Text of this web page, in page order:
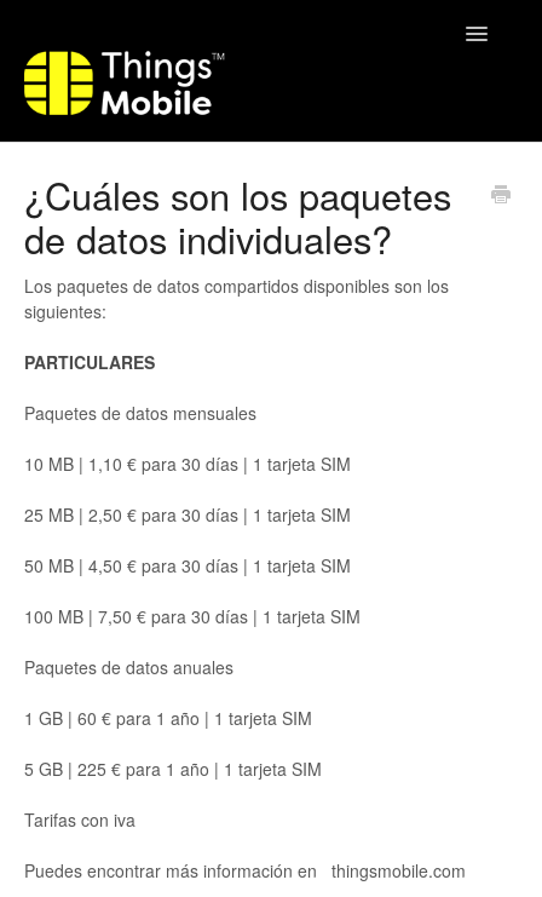
Toggle
¿Cuáles son los paquetes
de datos individuales?
Los paquetes de datos compartidos disponibles son los
siguientes:
PARTICULARES
Paquetes de datos mensuales
10 MB | 1,10 € para 30 días | 1 tarjeta SIM
25 MB | 2,50 € para 30 días | 1 tarjeta SIM
50 MB | 4,50 € para 30 días | 1 tarjeta SIM
100 MB | 7,50 € para 30 días | 1 tarjeta SIM
Paquetes de datos anuales
1 GB | 60 € para 1 año | 1 tarjeta SIM
5 GB | 225 € para 1 año | 1 tarjeta SIM
Tarifas con iva
Puedes encontrar más información en thingsmobile.com